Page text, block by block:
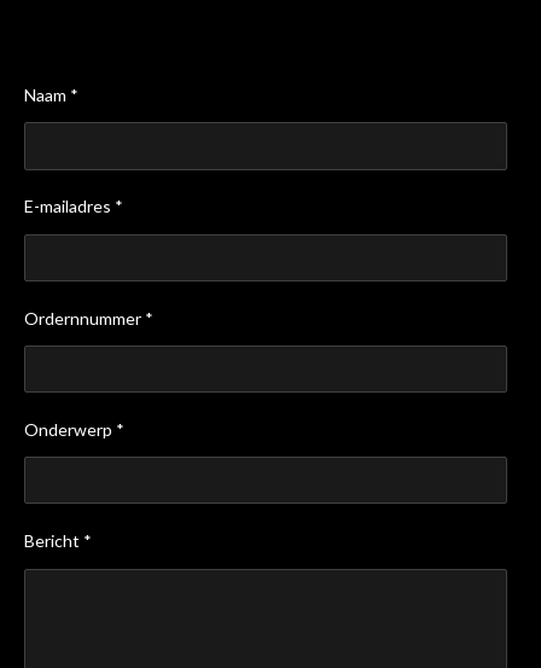
Naam *
E-mailadres *
Ordernnummer *
Onderwerp *
Bericht *